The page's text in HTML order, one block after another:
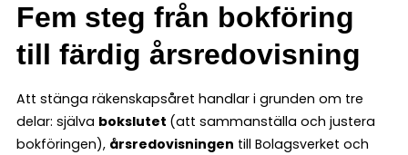
Fem steg från bokföring
till färdig årsredovisning
Att stänga räkenskapsåret handlar i grunden om tre
delar: själva bokslutet (att sammanställa och justera
bokföringen), årsredovisningen till Bolagsverket och